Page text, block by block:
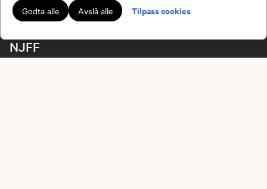
Godta alle Avslå alle Tilpass cookies
NJFF